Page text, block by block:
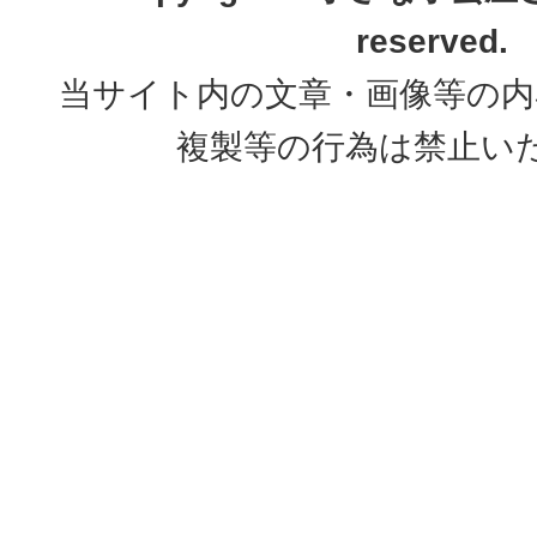
reserved.
当サイト内の文章・画像等の
複製等の行為は禁止い